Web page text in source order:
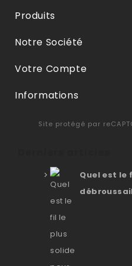
Produits
Notre Société
Votre Compte
Informations
Site protégé par
Quel est le